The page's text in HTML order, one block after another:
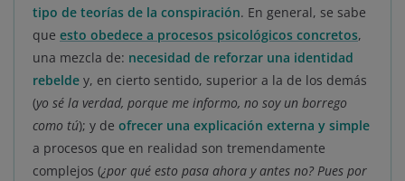
tipo de teorías de la conspiración. En general, se sabe
que esto obedece a procesos psicológicos concretos,
una mezcla de: necesidad de reforzar una identidad
rebelde y, en cierto sentido, superior a la de los demás
(yo sé la verdad, porque me informo, no soy un borrego
como tú); y de ofrecer una explicación externa y simple
a procesos que en realidad son tremendamente
complejos (¿por qué esto pasa ahora y antes no? Pues por